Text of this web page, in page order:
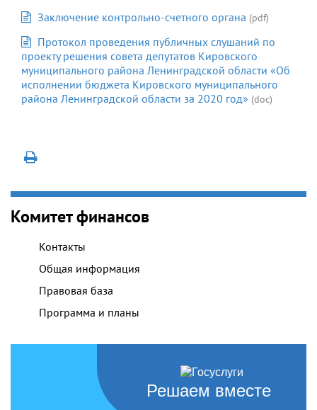
Заключение контрольно-счетного органа (pdf)
Протокол проведения публичных слушаний по
проекту решения совета депутатов Кировского
муниципального района Ленинградской области «Об
исполнении бюджета Кировского муниципального
района Ленинградской области за 2020 год» (doc)
Комитет финансов
Контакты
Общая информация
Правовая база
Программа и планы
Решаем вместе